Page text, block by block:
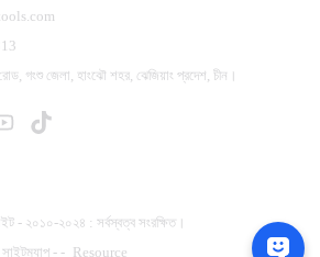
গংশু জেলা, হাংঝৌ শহর, ঝেজিয়াং প্রদেশ, চীন।
- ২০১০-২০২৪ : সর্বস্বত্ব সংরক্ষিত।
সাইটম্যাপ - - Resource